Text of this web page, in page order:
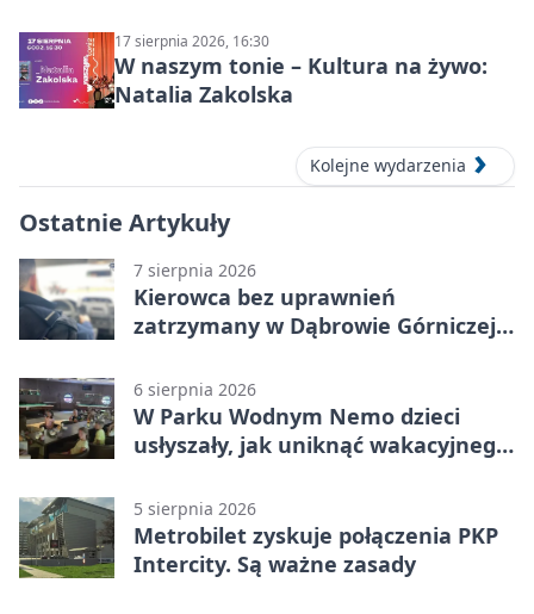
17 sierpnia 2026, 16:30
W naszym tonie – Kultura na żywo:
Natalia Zakolska
Kolejne wydarzenia
Ostatnie Artykuły
7 sierpnia 2026
Kierowca bez uprawnień
zatrzymany w Dąbrowie Górniczej.
6 sierpnia 2026
W Parku Wodnym Nemo dzieci
usłyszały, jak uniknąć wakacyjnego
5 sierpnia 2026
Metrobilet zyskuje połączenia PKP
Intercity. Są ważne zasady